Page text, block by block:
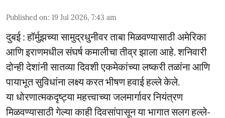
Published on: 19 Jul 2026, 7:43 am
दुबई : हॉर्मुझच्या सामुद्रधुनीवर ताबा मिळवण्यासाठी अमेरिका
आणि इराणमधील संघर्ष कमालीचा तीव्र झाला आहे. शनिवारी
दोन्ही देशांनी सातव्या दिवशी एकमेकांच्या लष्करी तळांना आणि
पायाभूत सुविधांना लक्ष्य करत भीषण हवाई हल्ले केले.
या धोरणात्मकदृष्ट्या महत्त्वाच्या जलमार्गावर नियंत्रण
मिळवण्यासाठी गेल्या काही दिवसांपासून या भागात सलग हल्ले-